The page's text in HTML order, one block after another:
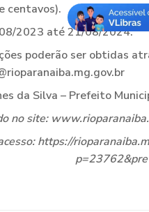
centavos).
08/2023 até 21/08/2024.
poderão ser obtidas
da Silva – Prefeito
no site:
https://